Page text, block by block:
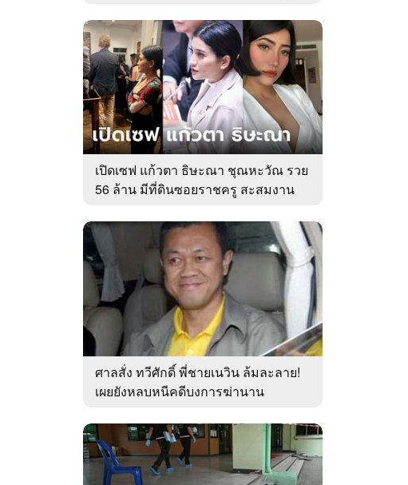
เปิดเซฟ แก้วตา ธิษะณา ชุณหะวัณ รวย
56 ล้าน มีที่ดินซอยราชครู สะสมงาน
ศาลสั่ง ทวีศักดิ์ พี่ชายเนวิน ล้มละลาย!
เผยยังหลบหนีคดีบงการฆ่านาน